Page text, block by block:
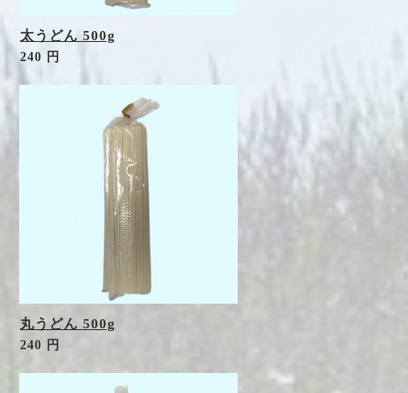
太うどん 500g
240 円
丸うどん 500g
240 円